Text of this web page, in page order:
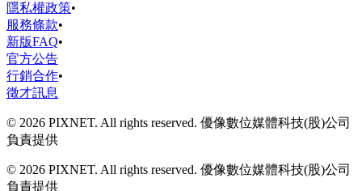
隱私權政策•
服務條款•
新版FAQ•
官方公告
行銷合作•
徵才訊息
© 2026 PIXNET. All rights reserved. 優像數位媒體科技(股)公司
負責提供
© 2026 PIXNET. All rights reserved. 優像數位媒體科技(股)公司
負責提供